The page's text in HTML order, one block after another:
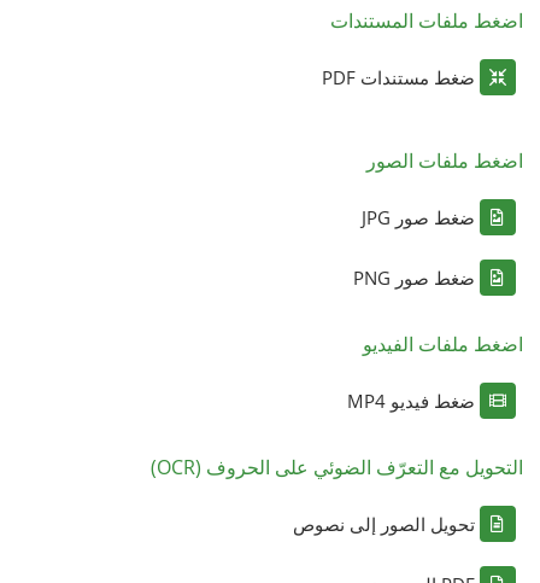
اضغط ملفات المستندات
ضغط مستندات PDF
اضغط ملفات الصور
ضغط صور JPG
ضغط صور PNG
اضغط ملفات الفيديو
ضغط فيديو MP4
التحويل مع التعرّف الضوئي على الحروف (OCR)
تحويل الصور إلى نصوص